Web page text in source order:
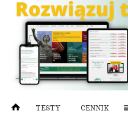
TESTY CENNIK